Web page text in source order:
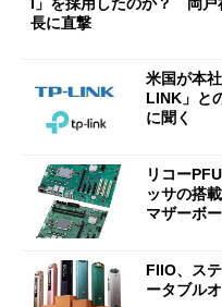
長に直撃
米国が本
LINK」と
に聞く
リコー
ッサの搭
マザーボ
FIIO、ス
ータブル